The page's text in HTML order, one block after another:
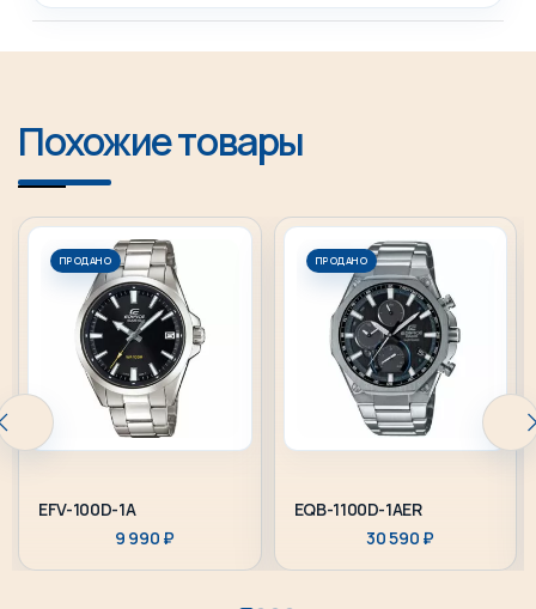
Похожие товары
ПРОДАНО
EFV-100D-1A
9 990 ₽
ПРОДАНО
EQB-1100D-1AER
30 590 ₽